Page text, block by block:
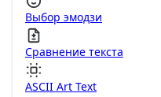
Выбор эмодзи
Сравнение текста
ASCII Art Text